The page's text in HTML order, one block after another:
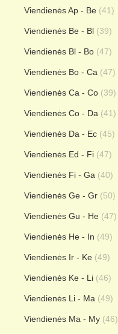
Viendienės Ap - Be (41)
Viendienės Be - Bl (39)
Viendienės Bl - Bo (47)
Viendienės Bo - Ca (47)
Viendienės Ca - Co (39)
Viendienės Co - Da (41)
Viendienės Da - Ec (45)
Viendienės Ed - Fi (47)
Viendienės Fi - Ga (40)
Viendienės Ge - Gr (50)
Viendienės Gu - He (47)
Viendienės He - In (49)
Viendienės Ir - Ke (49)
Viendienės Ke - Li (46)
Viendienės Li - Ma (49)
Viendienės Ma - My (46)